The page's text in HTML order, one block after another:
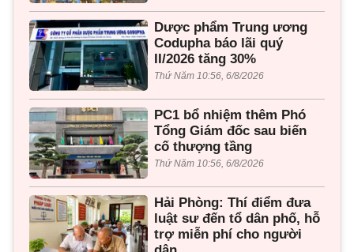
Dược phẩm Trung ương
Codupha báo lãi quý
II/2026 tăng 30%
Thứ Năm 10:56, 6/8/2026
PC1 bổ nhiệm thêm Phó
Tổng Giám đốc sau biến
cố thượng tầng
Thứ Năm 10:56, 6/8/2026
Hải Phòng: Thí điểm đưa
luật sư đến tổ dân phố, hỗ
trợ miễn phí cho người